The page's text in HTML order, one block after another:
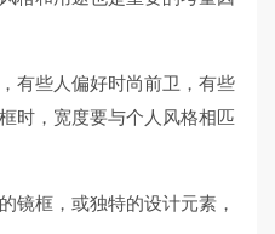
有些人偏好时尚前卫，有些
时，宽度要与个人风格相匹
镜框，或独特的设计元素，